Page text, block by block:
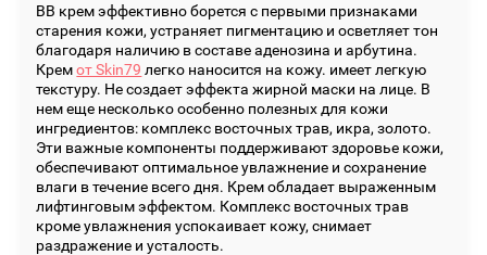
ВВ крем эффективно борется с первыми признаками
старения кожи, устраняет пигментацию и осветляет тон
благодаря наличию в составе аденозина и арбутина.
Кремот Skin79 легко наносится на кожу. имеет легкую
текстуру. Не создает эффекта жирной маски на лице. В
нем еще несколько особенно полезных для кожи
ингредиентов: комплекс восточных трав, икра, золото.
Эти важные компоненты поддерживают здоровье кожи,
обеспечивают оптимальное увлажнение и сохранение
влаги в течение всего дня. Крем обладает выраженным
лифтинговым эффектом. Комплекс восточных трав
кроме увлажнения успокаивает кожу, снимает
раздражение и усталость.